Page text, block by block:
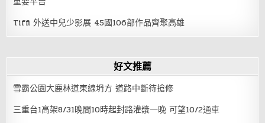
Tiffi 外送中兒少影展 45國106部作品齊聚高雄
好文推薦
雪霸公園大鹿林道東線坍方 道路中斷待搶修
三重台1高架8/31晚間10時起封路灌漿一晚 可望10/2通車